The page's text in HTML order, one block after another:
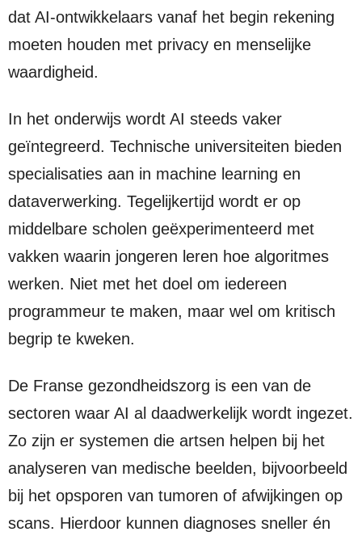
dat AI-ontwikkelaars vanaf het begin rekening
moeten houden met privacy en menselijke
waardigheid.
In het onderwijs wordt AI steeds vaker
geïntegreerd. Technische universiteiten bieden
specialisaties aan in machine learning en
dataverwerking. Tegelijkertijd wordt er op
middelbare scholen geëxperimenteerd met
vakken waarin jongeren leren hoe algoritmes
werken. Niet met het doel om iedereen
programmeur te maken, maar wel om kritisch
begrip te kweken.
De Franse gezondheidszorg is een van de
sectoren waar AI al daadwerkelijk wordt ingezet.
Zo zijn er systemen die artsen helpen bij het
analyseren van medische beelden, bijvoorbeeld
bij het opsporen van tumoren of afwijkingen op
scans. Hierdoor kunnen diagnoses sneller én